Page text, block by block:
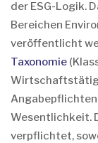
der ESG-Logik.
Bereichen
veröffentlicht
Taxonomie
Wesentlichkeit.
verpflichtet,